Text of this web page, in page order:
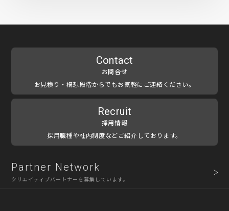
Contact
お問合せ
お見積り・構想段階からでもお気軽にご連絡ください。
Recruit
採用情報
採用職種や社内制度などご紹介しております。
Partner Network
クリエイティブパートナーを募集しています。